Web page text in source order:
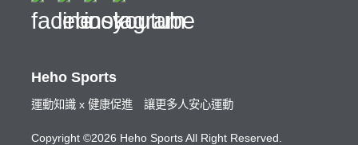
Heho Sports
運動知識 x 健康促進 讓更多人安心運動
Copyright ©2026 Heho Sports All Right Reserved.